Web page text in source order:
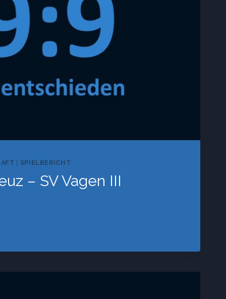
| SPIELBERICHT
– SV Vagen III